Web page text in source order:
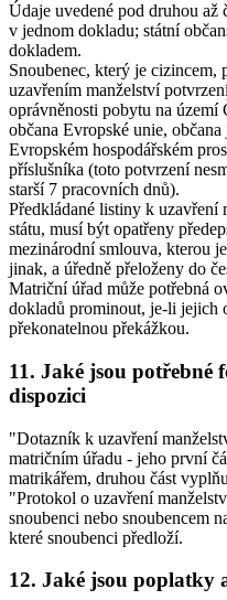
Údaje uvedené pod druhou
v jednom dokladu; státní
dokladem.
Snoubenec, který je cizincem,
uzavřením manželství
oprávněnosti pobytu na
občana Evropské unie,
Evropském hospodářském
příslušníka (toto potvrzení
starší 7 pracovních dnů).
Předkládané listiny k uzavření
státu, musí být opatřeny
mezinárodní smlouva, kterou
jinak, a úředně přeloženy do
Matriční úřad může potřebná
dokladů prominout, je-li jejich
překonatelnou překážkou.
11. Jaké jsou potřebné
dispozici
"Dotazník k uzavření
matričním úřadu - jeho první
matrikářem, druhou část
"Protokol o uzavření
snoubenci nebo snoubencem
které snoubenci předloží.
12. Jaké jsou poplatky